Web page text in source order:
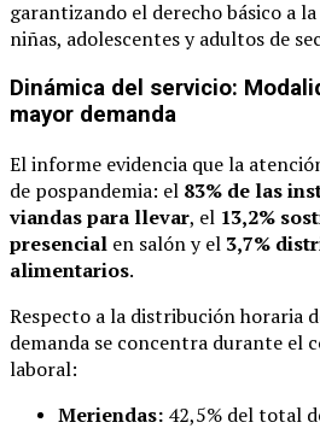
garantizando el derecho básico a
niñas, adolescentes y adultos de
Dinámica del servicio:
mayor demanda
El informe evidencia que la
de pospandemia: el 83% de las
viandas para llevar, el 13,2%
presencial en salón y el 3,7%
alimentarios.
Respecto a la distribución horaria
demanda se concentra durante el
laboral:
Meriendas: 42,5% del total